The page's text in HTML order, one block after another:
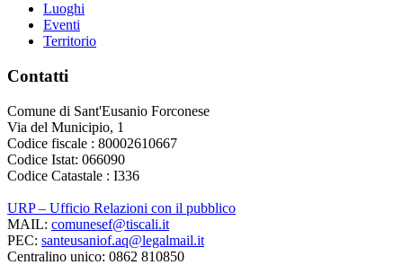
Luoghi
Eventi
Territorio
Contatti
Comune di Sant'Eusanio Forconese
Via del Municipio, 1
Codice fiscale : 80002610667
Codice Istat: 066090
Codice Catastale : I336
URP – Ufficio Relazioni con il pubblico
MAIL: comunesef@tiscali.it
PEC: santeusaniof.aq@legalmail.it
Centralino unico: 0862 810850